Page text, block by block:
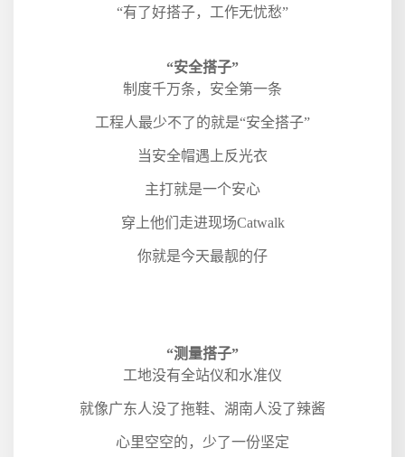
“有了好搭子，工作无忧愁”
“安全搭子”
制度千万条，安全第一条
工程人最少不了的就是“安全搭子”
当安全帽遇上反光衣
主打就是一个安心
穿上他们走进现场Catwalk
你就是今天最靓的仔
“测量搭子”
工地没有全站仪和水准仪
就像广东人没了拖鞋、湖南人没了辣酱
心里空空的，少了一份坚定